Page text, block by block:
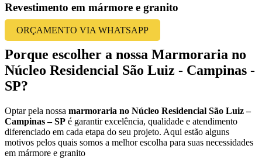
Revestimento em mármore e granito
ORÇAMENTO VIA WHATSAPP
Porque escolher a nossa Marmoraria no
Núcleo Residencial São Luiz - Campinas -
SP?
Optar pela nossa marmoraria no Núcleo Residencial São Luiz –
Campinas – SP é garantir excelência, qualidade e atendimento
diferenciado em cada etapa do seu projeto. Aqui estão alguns
motivos pelos quais somos a melhor escolha para suas necessidades
em mármore e granito